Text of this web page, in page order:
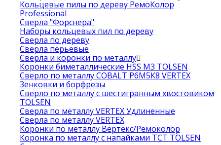
Кольцевые пилы по дереву РемоКолор
Professional
Сверла "Форснера"
Наборы кольцевых пил по дереву
Сверла по дереву
Сверла перьевые
Сверла и коронки по металлу
Коронки биметаллические HSS M3 TOLSEN
Сверло по металлу COBALT Р6М5К8 VERTEX
Зенковки и борфрезы
Сверло по металлу с шестигранным хвостовиком
TOLSEN
Сверла по металлу VERTEX Удлиненные
Сверла по металлу VERTEX
Коронки по металлу Вертекс/Ремоколор
Коронка по металлу с напайками TCT TOLSEN